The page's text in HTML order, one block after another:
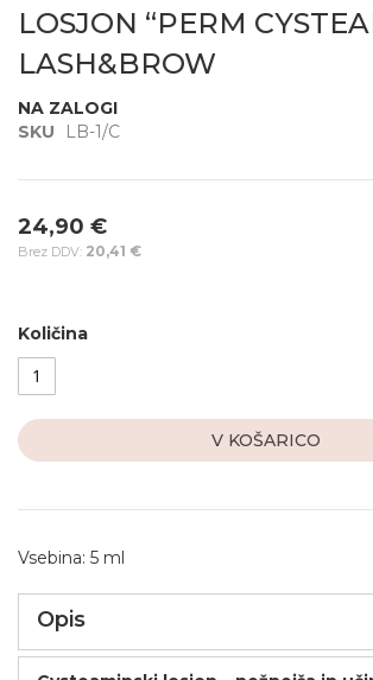
LOSJON “PERM
LASH&BROW
NA ZALOGI
SKU
LB-1/C
24,90 €
20,41 €
Količina
V KOŠARICO
Vsebina: 5 ml
začetek
galerije
slik
Opis